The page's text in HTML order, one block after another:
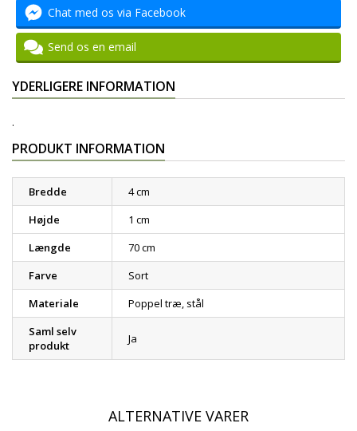
Chat med os via Facebook
Send os en email
YDERLIGERE INFORMATION
.
PRODUKT INFORMATION
Bredde
4 cm
Højde
1 cm
Længde
70 cm
Farve
Sort
Materiale
Poppel træ, stål
Saml selv
produkt
Ja
ALTERNATIVE VARER